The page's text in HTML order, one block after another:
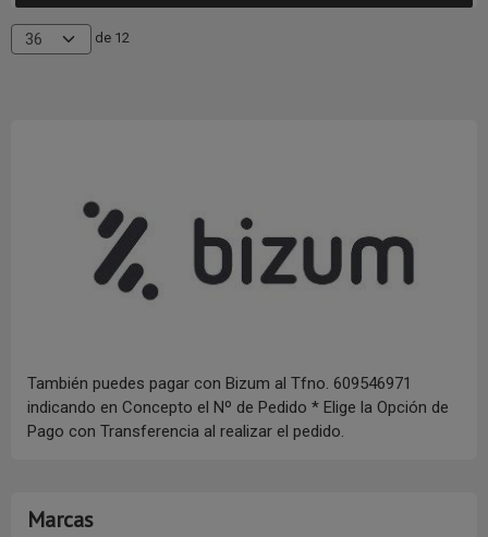
También puedes pagar con Bizum al Tfno. 609546971
indicando en Concepto el Nº de Pedido * Elige la Opción de
Pago con Transferencia al realizar el pedido.
Marcas
de 12